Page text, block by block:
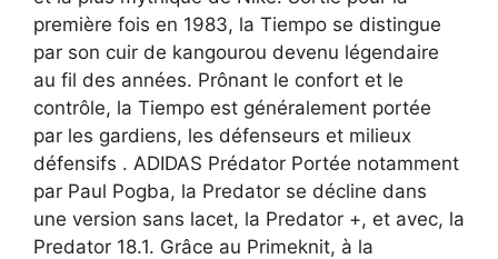
première fois en 1983, la Tiempo se distingue
par son cuir de kangourou devenu légendaire
au fil des années. Prônant le confort et le
contrôle, la Tiempo est généralement portée
par les gardiens, les défenseurs et milieux
défensifs . ADIDAS Prédator Portée notamment
par Paul Pogba, la Predator se décline dans
une version sans lacet, la Predator +, et avec, la
Predator 18.1. Grâce au Primeknit, à la